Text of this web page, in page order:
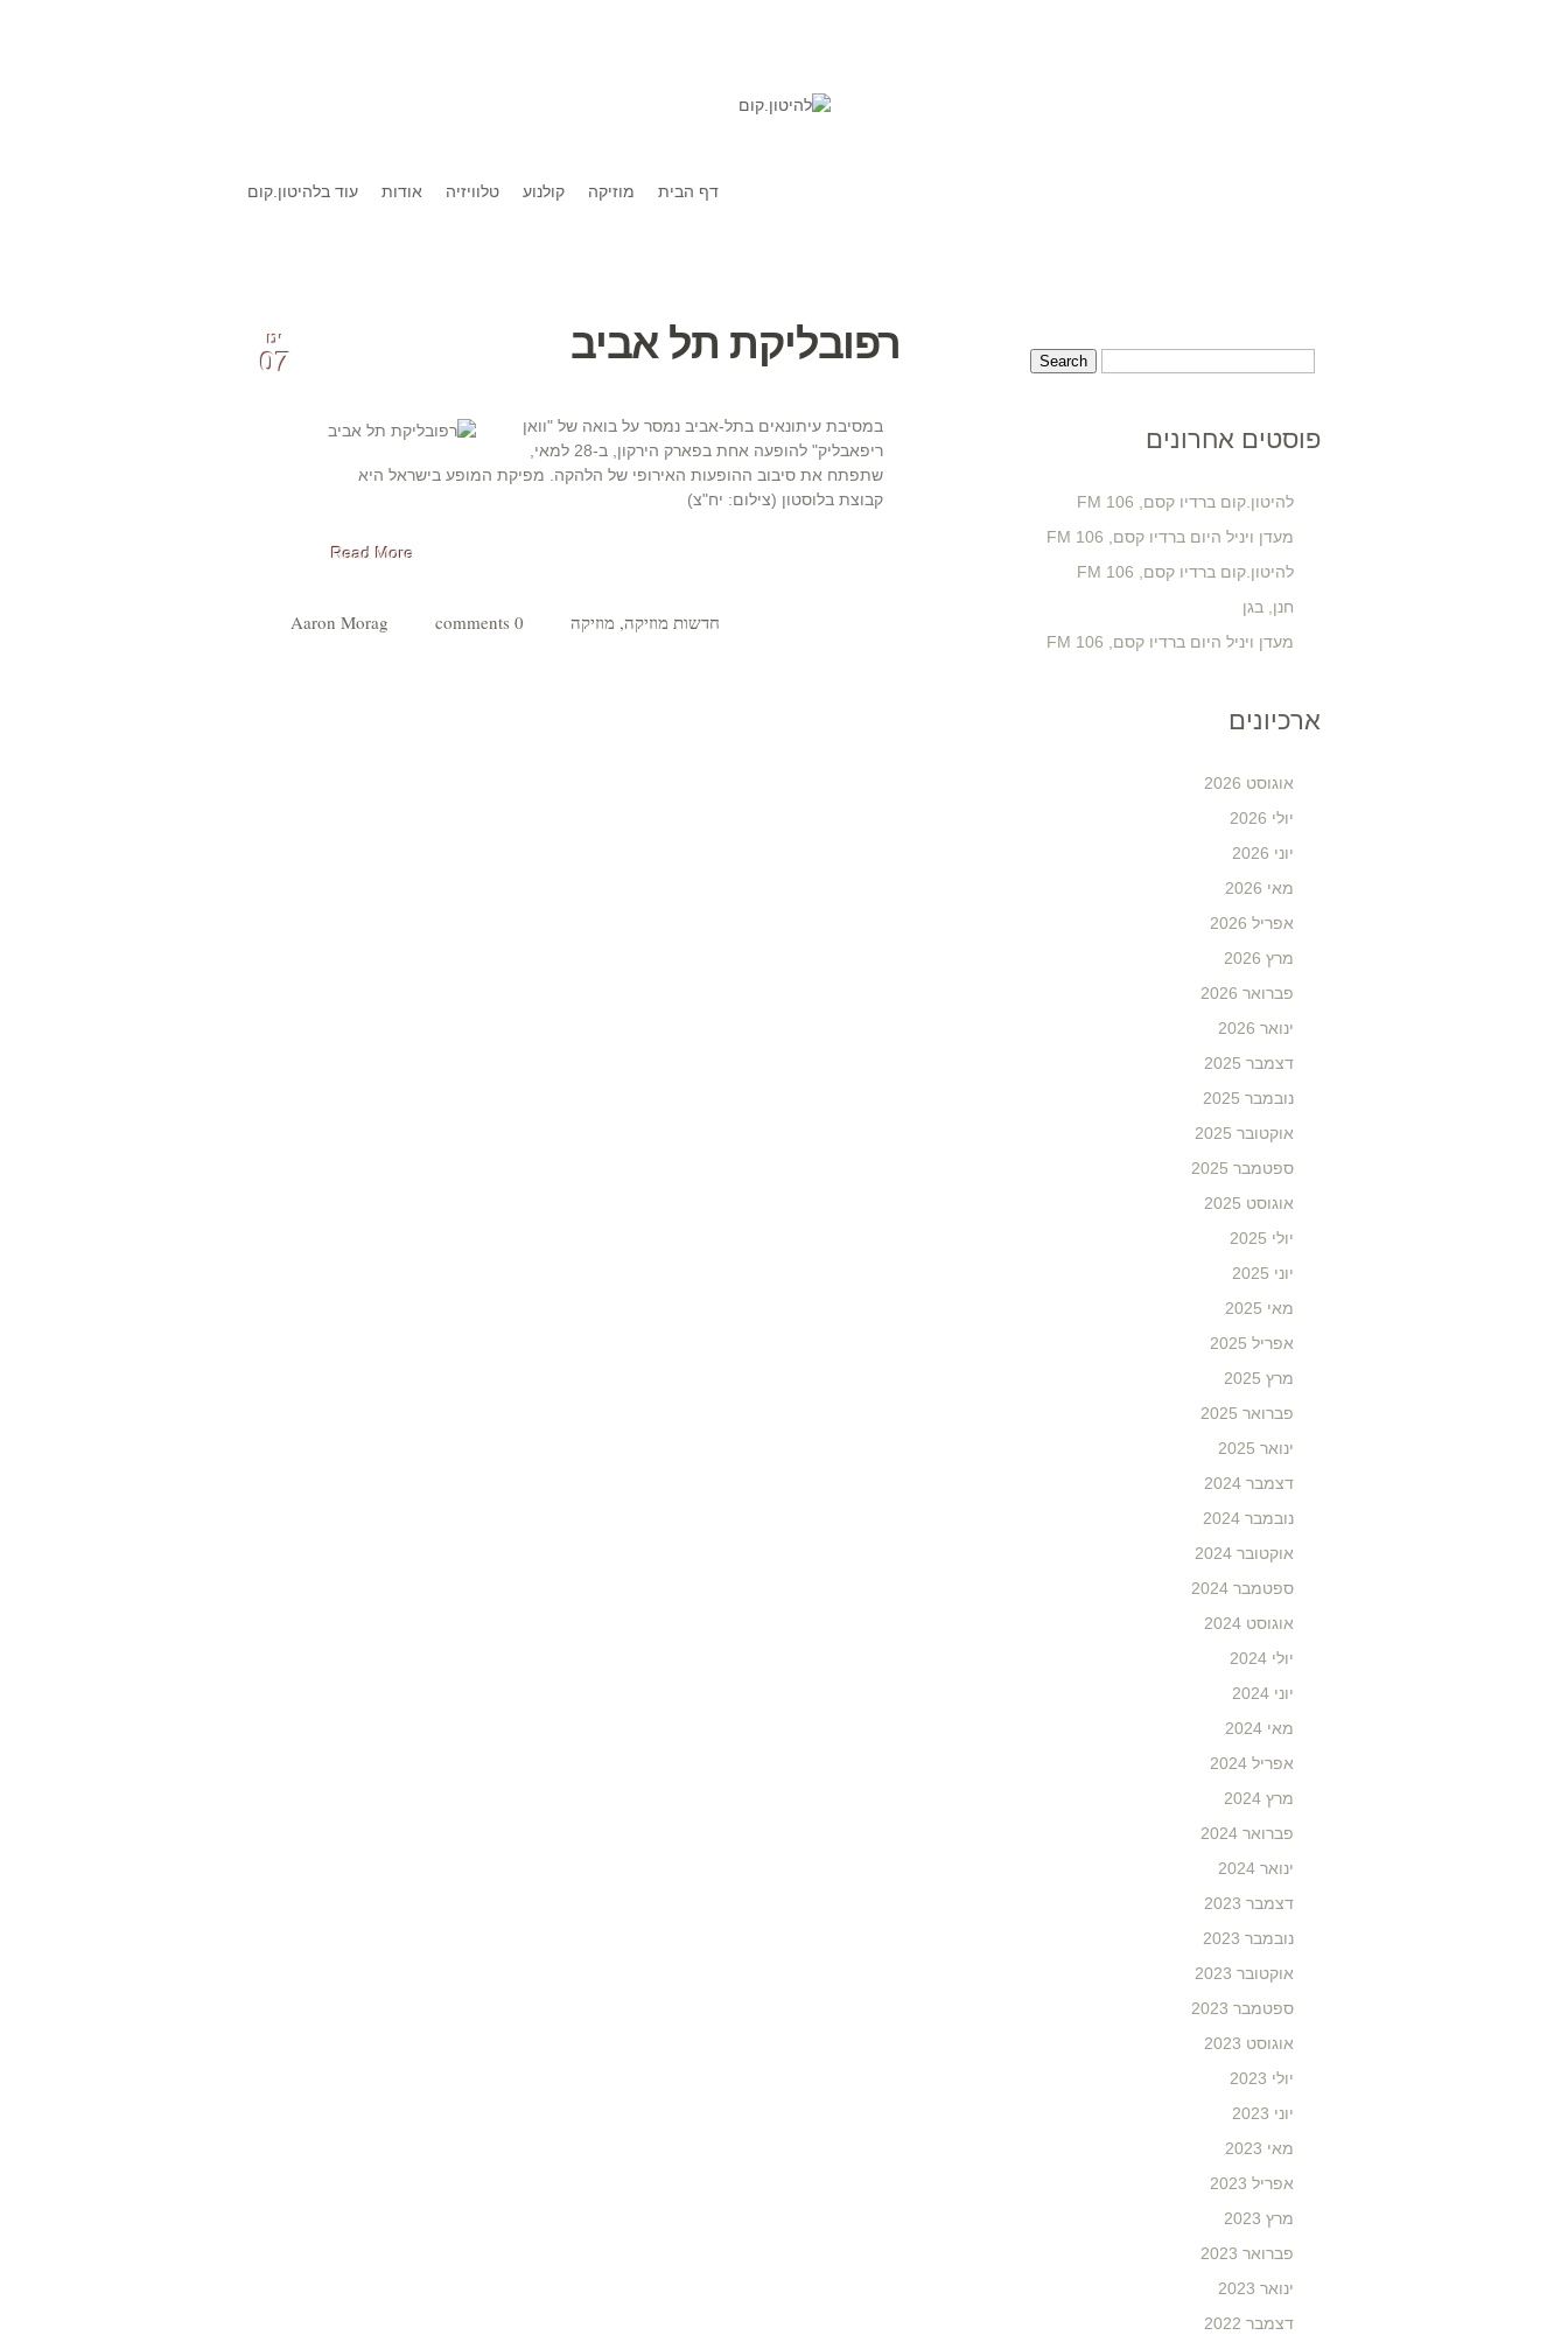
דף הבית מוזיקה קולנוע טלוויזיה אודות עוד בלהיטון.קום
רפובליקת תל אביב ינו
07
במסיבת עיתונאים בתל-אביב נמסר על בואה של "וואן
ריפאבליק" להופעה אחת בפארק הירקון, ב-28 למאי,
שתפתח את סיבוב ההופעות האירופי של הלהקה. מפיקת המופע בישראל היא
קבוצת בלוסטון (צילום: יח"צ)
Read More
Aaron Morag 0 comments חדשות מוזיקה, מוזיקה
פוסטים אחרונים
להיטון.קום ברדיו קסם, 106 FM
מעדן ויניל היום ברדיו קסם, 106 FM
להיטון.קום ברדיו קסם, 106 FM
חנן, בגן
מעדן ויניל היום ברדיו קסם, 106 FM
ארכיונים
אוגוסט 2026
יולי 2026
יוני 2026
מאי 2026
אפריל 2026
מרץ 2026
פברואר 2026
ינואר 2026
דצמבר 2025
נובמבר 2025
אוקטובר 2025
ספטמבר 2025
אוגוסט 2025
יולי 2025
יוני 2025
מאי 2025
אפריל 2025
מרץ 2025
פברואר 2025
ינואר 2025
דצמבר 2024
נובמבר 2024
אוקטובר 2024
ספטמבר 2024
אוגוסט 2024
יולי 2024
יוני 2024
מאי 2024
אפריל 2024
מרץ 2024
פברואר 2024
ינואר 2024
דצמבר 2023
נובמבר 2023
אוקטובר 2023
ספטמבר 2023
אוגוסט 2023
יולי 2023
יוני 2023
מאי 2023
אפריל 2023
מרץ 2023
פברואר 2023
ינואר 2023
דצמבר 2022